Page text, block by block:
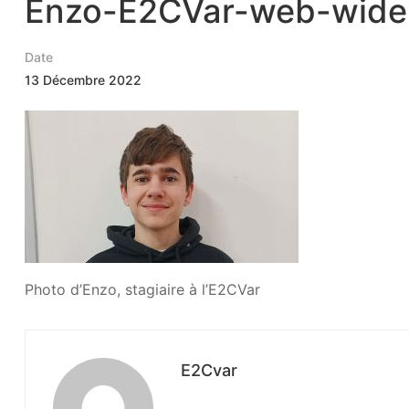
Enzo-E2CVar-web-wide
Date
13 Décembre 2022
Photo d’Enzo, stagiaire à l’E2CVar
E2Cvar